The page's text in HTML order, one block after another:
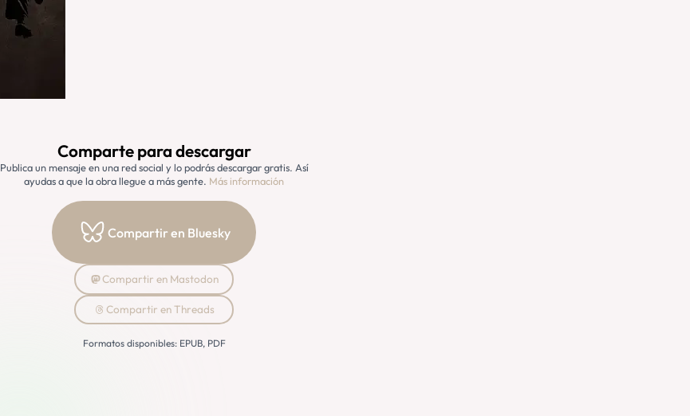
Comparte para descargar
Publica un mensaje en una red social y lo podrás descargar gratis. Así
ayudas a que la obra llegue a más gente. Más información
Compartir en Bluesky
Compartir en Mastodon
Compartir en Threads
Formatos disponibles: EPUB, PDF